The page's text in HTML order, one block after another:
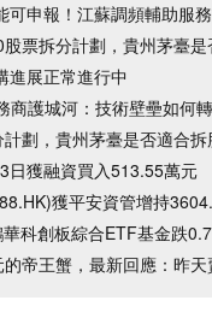
申報！江蘇調頻輔助服
票拆分計劃，貴州茅臺是
進展正常進行中
商護城河：技術壁壘如何
劃，貴州茅臺是否適合拆
日獲融資買入513.55萬元
獲平安資管增持
華科創板綜合ETF基金跌
帝王蟹，最新回應：昨